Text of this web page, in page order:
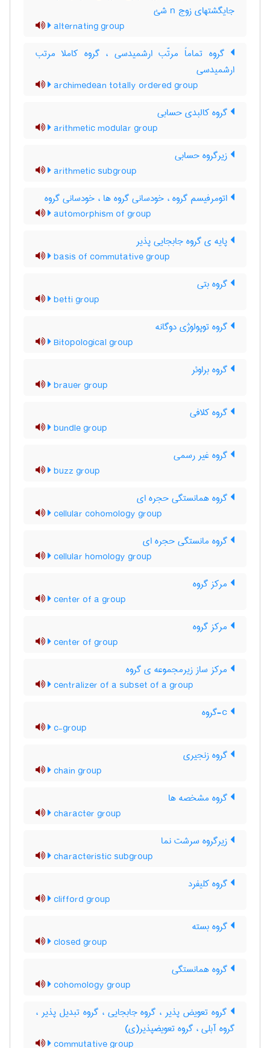
جایگشتهای زوج n شئ
alternating group
گروه تماماً مرتّب ارشمیدسی ، گروه کاملا مرتب
ارشمیدسی
archimedean totally ordered group
گروه کالبدی حسابی
arithmetic modular group
زیرگروه حسابی
arithmetic subgroup
اتومرفیسم گروه ، خودسانی گروه ها ، خودسانی گروه
automorphism of group
پایه ی گروه جابجایی پذیر
basis of commutative group
گروه بتی
betti group
گروه توپولوژی دوگانه
Bitopological group
گروه براوئر
brauer group
گروه کلافی
bundle group
گروه غیر رسمی
buzz group
گروه همانستگی حجره ای
cellular cohomology group
گروه مانستگی حجره ای
cellular homology group
مرکز گروه
center of a group
مرکز گروه
center of group
مرکز ساز زیرمجموعه ی گروه
centralizer of a subset of a group
c-group
گروه زنجیری
chain group
گروه مشخصه ها
character group
زیرگروه سرشت نما
characteristic subgroup
گروه کلیفرد
clifford group
گروه بسته
closed group
گروه همانستگی
cohomology group
گروه تعویض پذیر ، گروه جابجایی ، گروه تبدیل پذیر ،
گروه آبلی ، گروه تعویضپذیر(ی)
commutative group